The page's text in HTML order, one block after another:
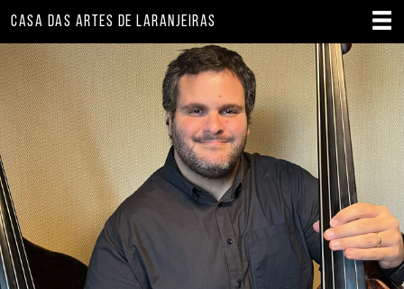
CASA DAS ARTES DE LARANJEIRAS